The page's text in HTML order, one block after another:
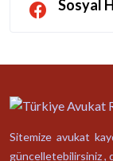
Sosyal
Sitemize avukat
güncelletebilirsiniz ,